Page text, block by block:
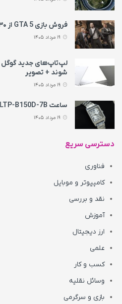
فروش بازی GTA 5 از ۲۳۰ میلیون نسخه عبور کرد
شوند + تصویر
ساعت LTP-B150D-7B کاسیو با طراحی رترو عرضه شد
دسترسی سریع
فناوری
کامپیوتر و موبایل
نقد و بررسی
آموزش
ارز دیجیتال
علمی
کسب و کار
وسائل نقلیه
بازی و سرگرمی